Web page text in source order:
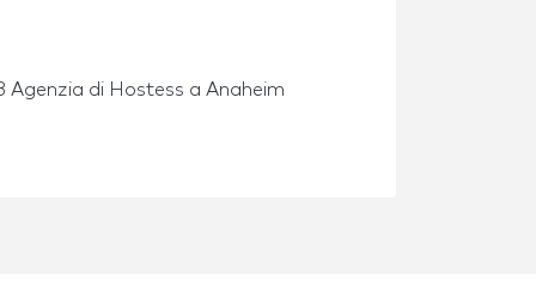
Agenzia di Hostess a Anaheim